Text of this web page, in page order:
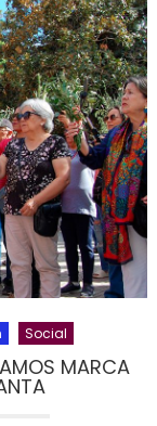
Social
MARCA